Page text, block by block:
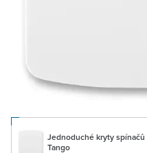
Jednoduché kryty spínačů
Tango